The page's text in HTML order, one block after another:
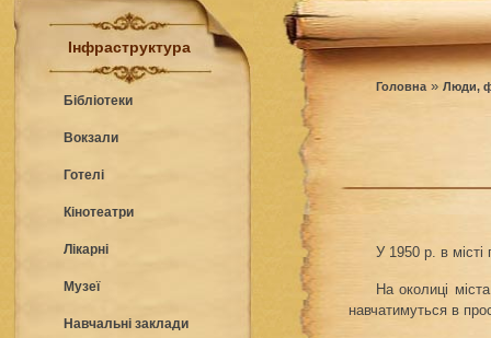
Інфраструктура
Бібліотеки
Вокзали
Готелі
Кінотеатри
Лікарні
Музеї
Навчальні заклади
Головна» Люди,
У 1950 р. в місті
На околиці
навчатимуться в